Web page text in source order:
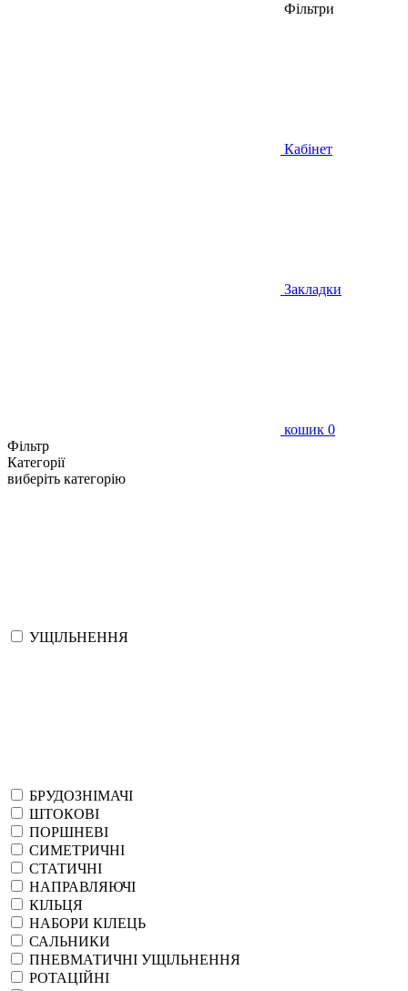
Фільтри
Кабінет
Закладки
кошик 0
Фільтр
Категорії
виберіть категорію
УЩІЛЬНЕННЯ
БРУДОЗНІМАЧІ
ШТОКОВІ
ПОРШНЕВІ
СИМЕТРИЧНІ
СТАТИЧНІ
НАПРАВЛЯЮЧІ
КІЛЬЦЯ
НАБОРИ КІЛЕЦЬ
САЛЬНИКИ
ПНЕВМАТИЧНІ УЩІЛЬНЕННЯ
РОТАЦІЙНІ